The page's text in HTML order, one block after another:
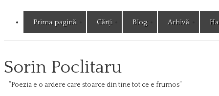
Prima pagină Cărți Blog Arhivă
Sorin Poclitaru
”Poezia e o ardere care stoarce din tine tot ce e frumos”